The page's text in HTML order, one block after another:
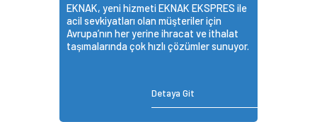
EKNAK, yeni hizmeti EKNAK EKSPRES ile
acil sevkiyatları olan müşteriler için
Avrupa’nın her yerine ihracat ve ithalat
taşımalarında çok hızlı çözümler sunuyor.
Detaya Git